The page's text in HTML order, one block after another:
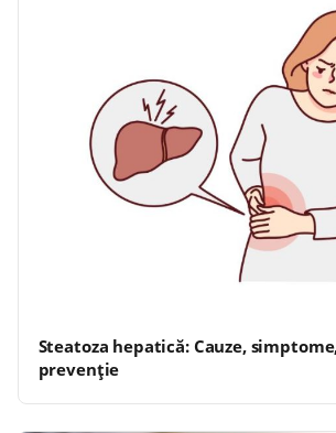
Steatoza hepatică: Cauze,
prevenție